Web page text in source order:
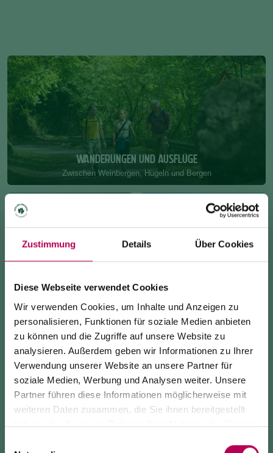
Zustimmung Details Über Cookies
Diese Webseite verwendet Cookies
Wir verwenden Cookies, um Inhalte und Anzeigen zu
personalisieren, Funktionen für soziale Medien anbieten
zu können und die Zugriffe auf unsere Website zu
analysieren. Außerdem geben wir Informationen zu Ihrer
Verwendung unserer Website an unsere Partner für
soziale Medien, Werbung und Analysen weiter. Unsere
Partner führen diese Informationen möglicherweise mit
weiteren Daten zusammen, die Sie ihnen bereitgestellt
haben oder die sie im Rahmen Ihrer Nutzung der Dienste
24. Juli 2026
WANDERUNGEN UND AUSFLÜGE
Zwischen Weinbergen, Hügeln und Bergen
Radtouren und Radwege
MONTE DI MEZZOCORONA
auf 891 m ü. M.
KLETTERSTEIGE UND
KLETTERFELSEN
ATTRAKTIONEN
Aussichtspunkte